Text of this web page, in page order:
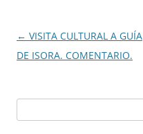
Navegación
de
← VISITA CULTURAL A GUÍA
DE ISORA. COMENTARIO.